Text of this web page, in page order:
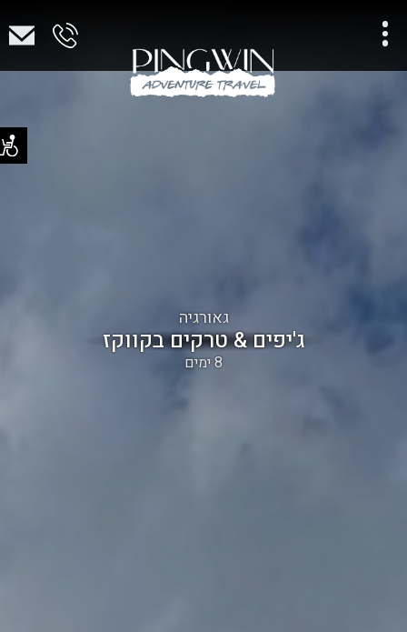
גאורגיה
ג'יפים & טרקים בקווקז
8 ימים